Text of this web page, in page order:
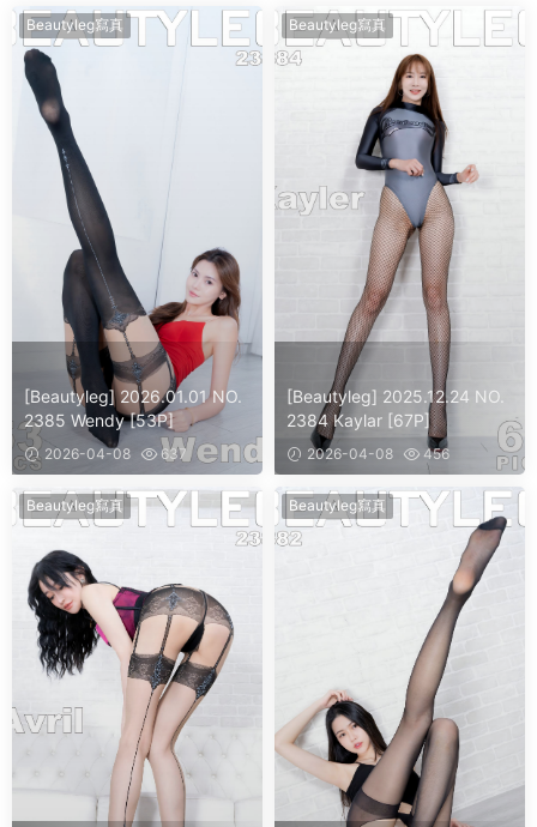
Beautyleg寫真
[Beautyleg] 2026.01.01 NO.
2385 Wendy [53P]
2026-04-08 637
Beautyleg寫真
[Beautyleg] 2025.12.24 NO.
2384 Kaylar [67P]
2026-04-08 456
Beautyleg寫真 Beautyleg寫真